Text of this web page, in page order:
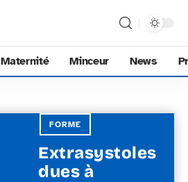
Maternité Minceur News
FORME
Extrasystoles
dues à